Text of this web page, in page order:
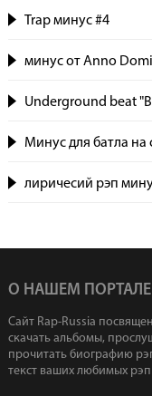
Trap минус #4
минус от Anno
Underground beat
Минус для батла
лиричесий рэп
О НАШЕМ ПОРТАЛЕ
Сайт Rap-Russia
скачать альбомы,
прочитать биографию
текст ваших любимых